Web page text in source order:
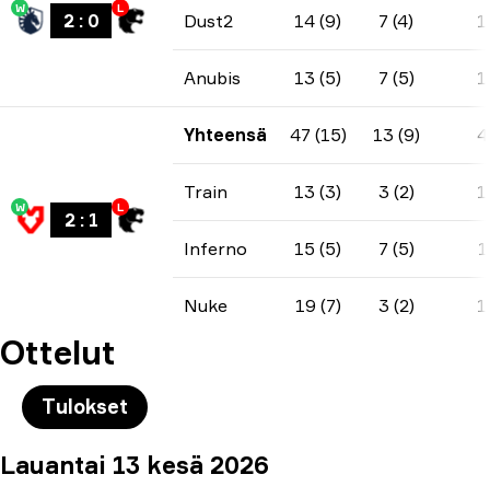
W
2: 0
L
Dust2 14 (9) 7 (4)
Anubis 13 (5) 7 (5)
W
2: 1
L
Yhteensä 47 (15) 13 (9)
Train 13 (3) 3 (2)
Inferno 15 (5) 7 (5)
Nuke 19 (7) 3 (2)
Ottelut
Tulokset
Lauantai 13 kesä 2026